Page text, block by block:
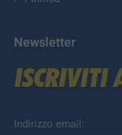
Newsletter
Indirizzo email: